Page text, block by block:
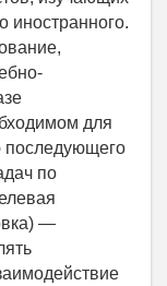
иностранного.
для
последующего
по
—